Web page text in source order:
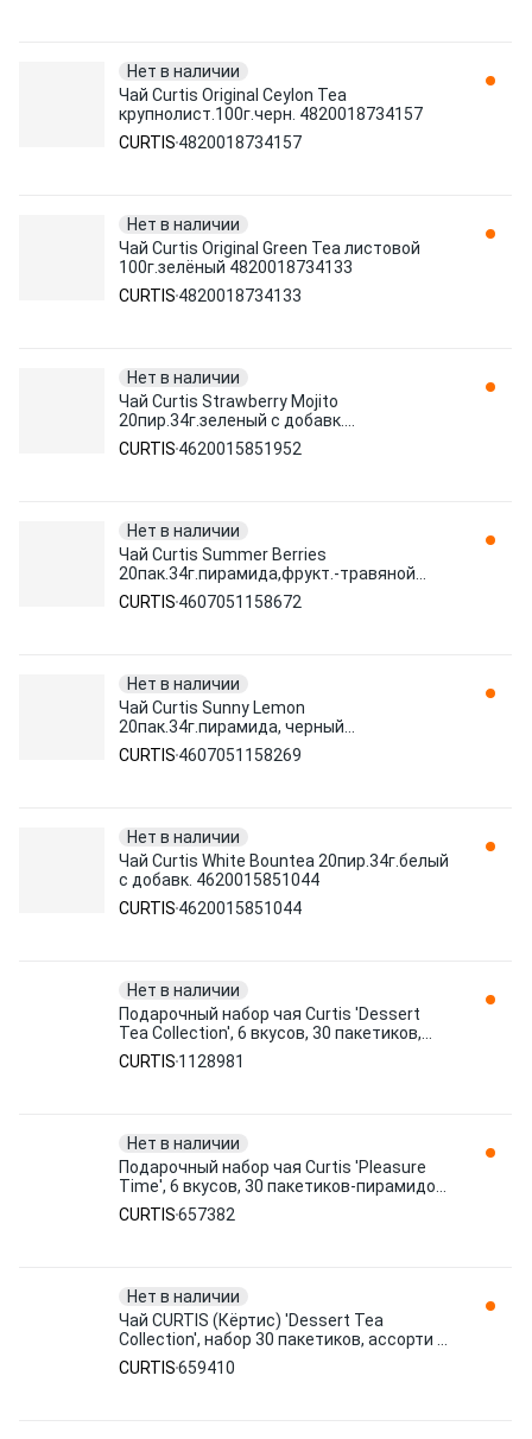
Нет в наличии
Чай Curtis Original Ceylon Tea
крупнолист.100г.черн. 4820018734157
CURTIS 4820018734157
Нет в наличии
Чай Curtis Original Green Tea листовой
100г.зелёный 4820018734133
CURTIS 4820018734133
Нет в наличии
Чай Curtis Strawberry Mojito
20пир.34г.зеленый с добавк.
4620015851952
CURTIS 4620015851952
Нет в наличии
Чай Curtis Summer Berries
20пак.34г.пирамида,фрукт.-травяной
4607051158672
CURTIS 4607051158672
Нет в наличии
Чай Curtis Sunny Lemon
20пак.34г.пирамида, черный
4607051158269
CURTIS 4607051158269
Нет в наличии
Чай Curtis White Bountea 20пир.34г.белый
с добавк. 4620015851044
CURTIS 4620015851044
Нет в наличии
Подарочный набор чая Curtis 'Dessert
Tea Collection', 6 вкусов, 30 пакетиков,
58,5г, картон. коробка 1128981
CURTIS 1128981
Нет в наличии
Подарочный набор чая Curtis 'Pleasure
Time', 6 вкусов, 30 пакетиков-пирамидок,
53г 657382
CURTIS657382
Нет в наличии
Чай CURTIS (Кёртис) 'Dessert Tea
Collection', набор 30 пакетиков, ассорти (6
вкусов по 5 пакетиков), 659410
CURTIS659410